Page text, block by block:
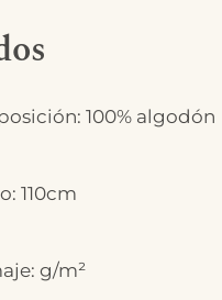
100% algodón
110cm
g/m²